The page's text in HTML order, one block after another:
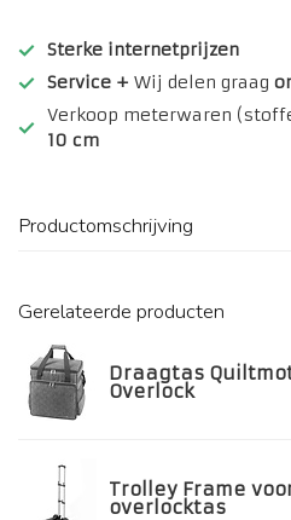
Sterke internetprijzen
Service + Wij delen graag
Verkoop meterwaren
10 cm
Productomschrijving
Gerelateerde producten
Draagtas
Overlock
Trolley Frame
overlocktas